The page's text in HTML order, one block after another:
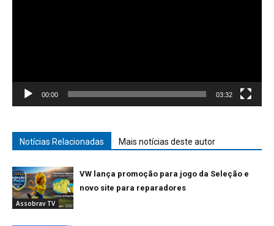
00:00 03:32
Notícias Relacionadas Mais notícias deste autor
Assobrav TV
VW lança promoção para jogo da Seleção e
novo site para reparadores